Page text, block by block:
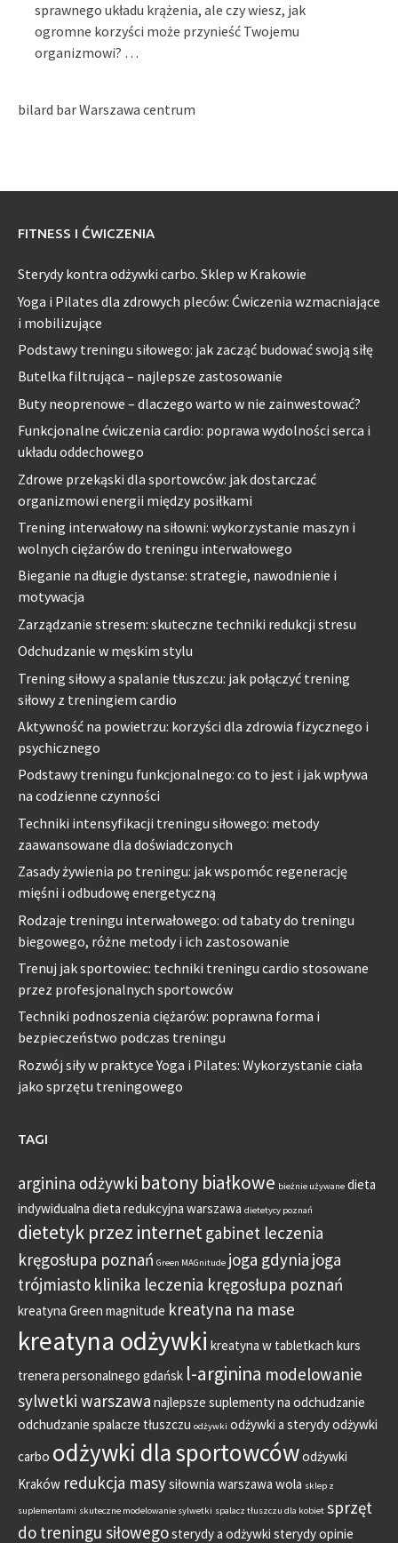
sprawnego układu krążenia, ale czy wiesz, jak
ogromne korzyści może przynieść Twojemu
organizmowi? …
bilard bar Warszawa centrum
FITNESS I ĆWICZENIA
Sterydy kontra odżywki carbo. Sklep w Krakowie
Yoga i Pilates dla zdrowych pleców: Ćwiczenia wzmacniające
i mobilizujące
Podstawy treningu siłowego: jak zacząć budować swoją siłę
Butelka filtrująca – najlepsze zastosowanie
Buty neoprenowe – dlaczego warto w nie zainwestować?
Funkcjonalne ćwiczenia cardio: poprawa wydolności serca i
układu oddechowego
Zdrowe przekąski dla sportowców: jak dostarczać
organizmowi energii między posiłkami
Trening interwałowy na siłowni: wykorzystanie maszyn i
wolnych ciężarów do treningu interwałowego
Bieganie na długie dystanse: strategie, nawodnienie i
motywacja
Zarządzanie stresem: skuteczne techniki redukcji stresu
Odchudzanie w męskim stylu
Trening siłowy a spalanie tłuszczu: jak połączyć trening
siłowy z treningiem cardio
Aktywność na powietrzu: korzyści dla zdrowia fizycznego i
psychicznego
Podstawy treningu funkcjonalnego: co to jest i jak wpływa
na codzienne czynności
Techniki intensyfikacji treningu siłowego: metody
zaawansowane dla doświadczonych
Zasady żywienia po treningu: jak wspomóc regenerację
mięśni i odbudowę energetyczną
Rodzaje treningu interwałowego: od tabaty do treningu
biegowego, różne metody i ich zastosowanie
Trenuj jak sportowiec: techniki treningu cardio stosowane
przez profesjonalnych sportowców
Techniki podnoszenia ciężarów: poprawna forma i
bezpieczeństwo podczas treningu
Rozwój siły w praktyce Yoga i Pilates: Wykorzystanie ciała
jako sprzętu treningowego
TAGI
arginina odżywki batony białkowe bieżnie używane dieta
indywidualna dieta redukcyjna warszawa dietetycy poznań
dietetyk przez internetgabinet leczenia
kręgosłupa poznań Green MAGnitude joga gdynia joga
trójmiasto klinika leczenia kręgosłupa poznań
kreatyna Green magnitude kreatyna na mase
kreatyna odżywki kreatyna w tabletkach kurs
trenera personalnego gdańsk l-arginina modelowanie
sylwetki warszawa najlepsze suplementy na odchudzanie
odchudzanie spalacze tłuszczu odżywki odżywki a sterydyodżywki
carbo odżywki dla sportowcówodżywki
Kraków redukcja masysiłownia warszawa wola sklep z
suplementami skuteczne modelowanie sylwetki spalacz tłuszczu dla kobiet sprzęt
do treningu siłowegosterydy a odżywki sterydy opinie